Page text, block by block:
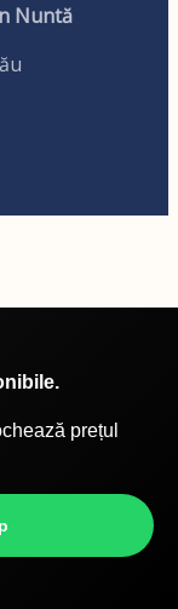
Nuntă
prețul